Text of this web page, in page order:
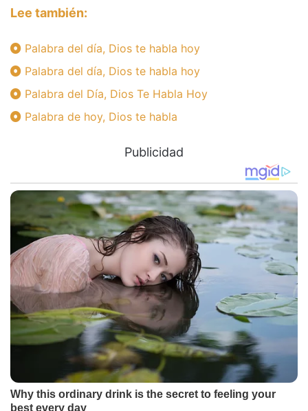
Lee también:
Palabra del día, Dios te habla hoy
Palabra del día, Dios te habla hoy
Palabra del Día, Dios Te Habla Hoy
Palabra de hoy, Dios te habla
Publicidad